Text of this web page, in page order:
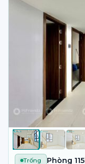
Trống Phòng 115